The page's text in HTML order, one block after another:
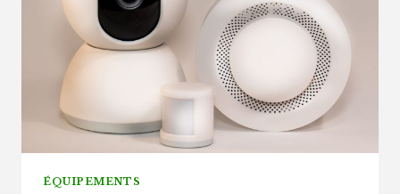
RÈGLES
LÉGALES
?
ÉQUIPEMENTS